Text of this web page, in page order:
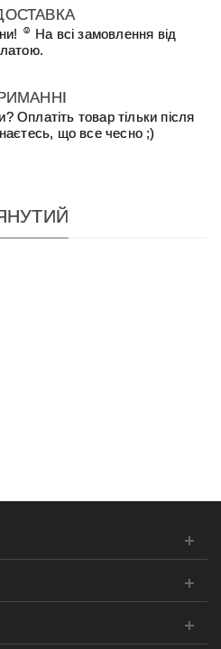
☺ На всі замовлення від
Оплатіть товар тільки після
що все чесно ;)